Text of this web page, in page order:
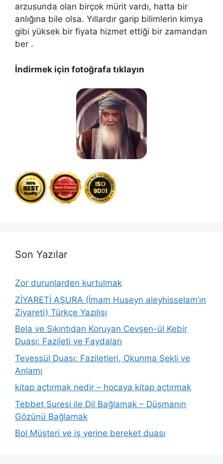
arzusunda olan birçok mürit vardı, hatta bir
anlığına bile olsa. Yıllardır garip bilimlerin kimya
gibi yüksek bir fiyata hizmet ettiği bir zamandan
ber .
İndirmek için fotoğrafa tıklayın
Son Yazılar
Zor durunlarden kurtulmak
ZİYARETİ AŞURA (İmam Huseyn aleyhisselam’ın
Ziyareti) Türkçe Yazılışı
Bela ve Sıkıntıdan Koruyan Cevşen-ül Kebir
Duası: Fazileti ve Faydaları
Tevessül Duası: Faziletleri, Okunma Şekli ve
Anlamı
kitap açtırmak nedir – hocaya kitap açtırmak
Tebbet Suresi ile Dil Bağlamak – Düşmanın
Gözünü Bağlamak
Bol Müşteri ve iş yerine bereket duası